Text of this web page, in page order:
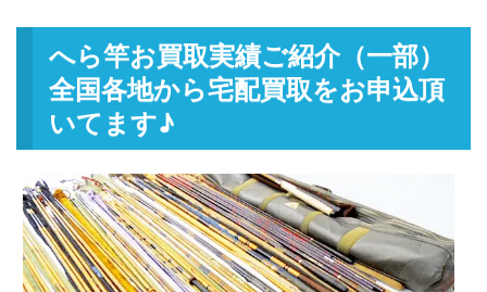
へら竿お買取実績ご紹介（一部）
全国各地から宅配買取をお申込頂
いてます♪